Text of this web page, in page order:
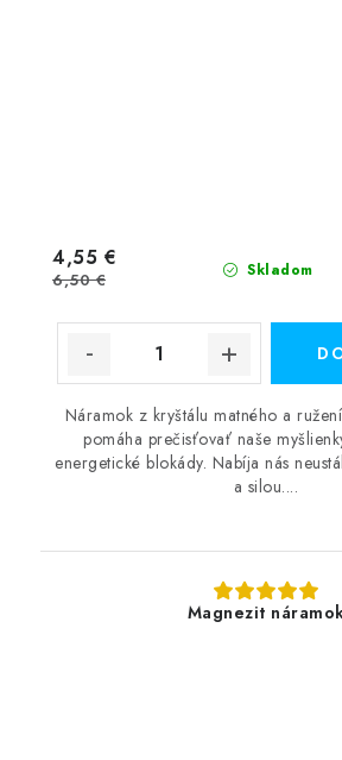
Skladom
4,55 €
6,50 €
Náramok z kryštálu matného a
pomáha prečisťovať naše
energetické blokády. Nabíja nás
a silou....
Magnezit